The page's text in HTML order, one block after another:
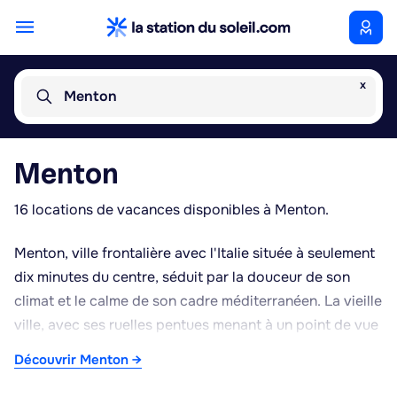
x
Menton
Menton
16 locations de vacances disponibles à Menton.
Menton, ville frontalière avec l'Italie située à seulement
dix minutes du centre, séduit par la douceur de son
climat et le calme de son cadre méditerranéen. La vieille
ville, avec ses ruelles pentues menant à un point de vue
à pied, tout comme le centre-ville et ses halles animées
Découvrir Menton →